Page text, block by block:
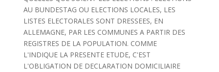
AU BUNDESTAG OU ELECTIONS LOCALES, LES
LISTES ELECTORALES SONT DRESSEES, EN
ALLEMAGNE, PAR LES COMMUNES A PARTIR DES
REGISTRES DE LA POPULATION. COMME
L'INDIQUE LA PRESENTE ETUDE, C'EST
L'OBLIGATION DE DECLARATION DOMICILIAIRE